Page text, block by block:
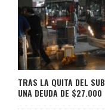
TRAS LA QUITA DEL
UNA DEUDA DE $27.000